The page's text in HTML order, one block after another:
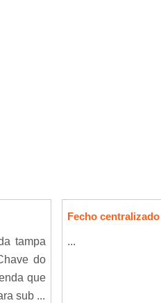
tampa
do
que
sub ...
Fecho centralizado
...